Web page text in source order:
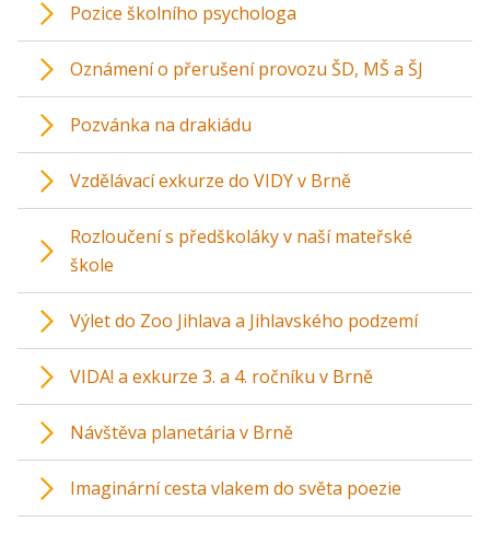
Pozice školního psychologa
Oznámení o přerušení provozu ŠD, MŠ a ŠJ
Pozvánka na drakiádu
Vzdělávací exkurze do VIDY v Brně
Rozloučení s předškoláky v naší mateřské
škole
Výlet do Zoo Jihlava a Jihlavského podzemí
VIDA! a exkurze 3. a 4. ročníku v Brně
Návštěva planetária v Brně
Imaginární cesta vlakem do světa poezie